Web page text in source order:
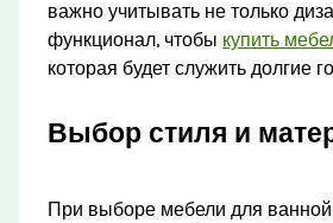
важно учитывать не только
функционал, чтобы купить
которая будет служить долгие
Выбор стиля и
При выборе мебели для